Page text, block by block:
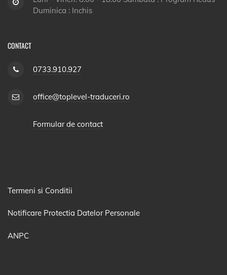
Duminica : Inchis
CONTACT
0733.910.927
office@toplevel-traduceri.ro
Formular de contact
Termeni si Conditii
Notificare Protectia Datelor Personale
ANPC